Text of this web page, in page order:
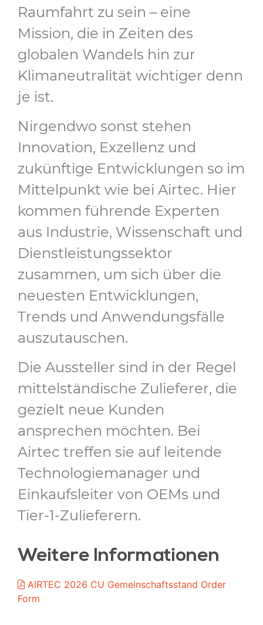
Raumfahrt zu sein – eine
Mission, die in Zeiten des
globalen Wandels hin zur
Klimaneutralität wichtiger denn
je ist.
Nirgendwo sonst stehen
Innovation, Exzellenz und
zukünftige Entwicklungen so im
Mittelpunkt wie bei Airtec. Hier
kommen führende Experten
aus Industrie, Wissenschaft und
Dienstleistungssektor
zusammen, um sich über die
neuesten Entwicklungen,
Trends und Anwendungsfälle
auszutauschen.
Die Aussteller sind in der Regel
mittelständische Zulieferer, die
gezielt neue Kunden
ansprechen möchten. Bei
Airtec treffen sie auf leitende
Technologiemanager und
Einkaufsleiter von OEMs und
Tier-1-Zulieferern.
Weitere Informationen
AIRTEC 2026 CU Gemeinschaftsstand Order
Form